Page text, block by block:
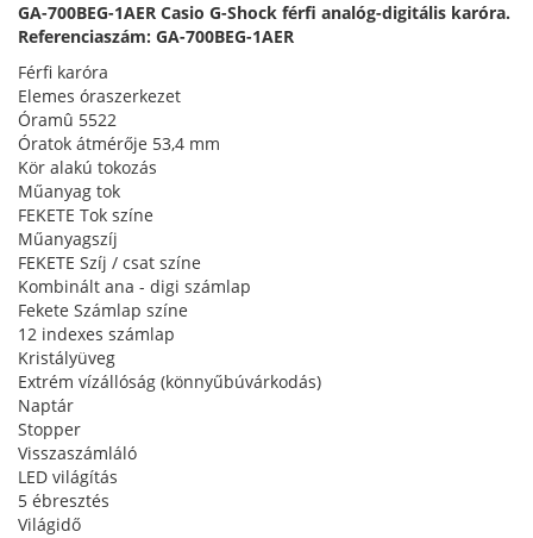
GA-700BEG-1AER Casio G-Shock férfi analóg-digitális karóra.
Referenciaszám: GA-700BEG-1AER
Férfi karóra
Elemes óraszerkezet
Óramû 5522
Óratok átmérője 53,4 mm
Kör alakú tokozás
Műanyag tok
FEKETE Tok színe
Műanyagszíj
FEKETE Szíj / csat színe
Kombinált ana - digi számlap
Fekete Számlap színe
12 indexes számlap
Kristályüveg
Extrém vízállóság (könnyűbúvárkodás)
Naptár
Stopper
Visszaszámláló
LED világítás
5 ébresztés
Világidő